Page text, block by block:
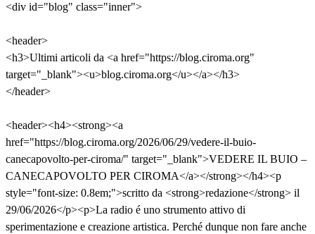
<div id="blog" class="inner">
<header>
<h3>Ultimi articoli da <a href="https://blog.ciroma.org"
target="_blank"><u>blog.ciroma.org</u></a></h3>
</header>
<header><h4><strong><a
href="https://blog.ciroma.org/2026/06/29/vedere-il-buio-
canecapovolto-per-ciroma/" target="_blank">VEDERE IL BUIO –
CANECAPOVOLTO PER CIROMA</a></strong></h4><p
style="font-size: 0.8em;">scritto da <strong>redazione</strong> il
29/06/2026</p><p>La radio é uno strumento attivo di
sperimentazione e creazione artistica. Perché dunque non fare anche